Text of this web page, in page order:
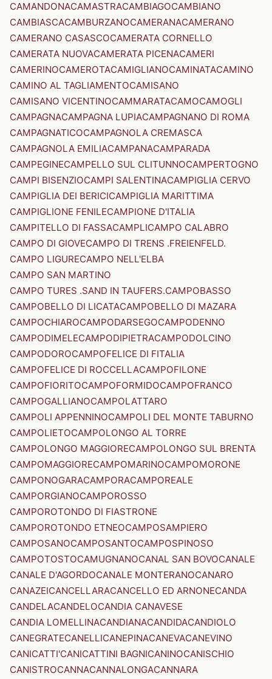
CAMANDONACAMASTRACAMBIAGOCAMBIANO
CAMBIASCACAMBURZANOCAMERANACAMERANO
CAMERANO CASASCOCAMERATA CORNELLO
CAMERATA NUOVACAMERATA PICENACAMERI
CAMERINOCAMEROTACAMIGLIANOCAMINATACAMINO
CAMINO AL TAGLIAMENTOCAMISANO
CAMISANO VICENTINOCAMMARATACAMOCAMOGLI
CAMPAGNACAMPAGNA LUPIACAMPAGNANO DI ROMA
CAMPAGNATICOCAMPAGNOLA CREMASCA
CAMPAGNOLA EMILIACAMPANACAMPARADA
CAMPEGINECAMPELLO SUL CLITUNNOCAMPERTOGNO
CAMPI BISENZIOCAMPI SALENTINACAMPIGLIA CERVO
CAMPIGLIA DEI BERICICAMPIGLIA MARITTIMA
CAMPIGLIONE FENILECAMPIONE D'ITALIA
CAMPITELLO DI FASSACAMPLICAMPO CALABRO
CAMPO DI GIOVECAMPO DI TRENS .FREIENFELD.
CAMPO LIGURECAMPO NELL'ELBA
CAMPO SAN MARTINO
CAMPO TURES .SAND IN TAUFERS.CAMPOBASSO
CAMPOBELLO DI LICATACAMPOBELLO DI MAZARA
CAMPOCHIAROCAMPODARSEGOCAMPODENNO
CAMPODIMELECAMPODIPIETRACAMPODOLCINO
CAMPODOROCAMPOFELICE DI FITALIA
CAMPOFELICE DI ROCCELLACAMPOFILONE
CAMPOFIORITOCAMPOFORMIDOCAMPOFRANCO
CAMPOGALLIANOCAMPOLATTARO
CAMPOLI APPENNINOCAMPOLI DEL MONTE TABURNO
CAMPOLIETOCAMPOLONGO AL TORRE
CAMPOLONGO MAGGIORECAMPOLONGO SUL BRENTA
CAMPOMAGGIORECAMPOMARINOCAMPOMORONE
CAMPONOGARACAMPORACAMPOREALE
CAMPORGIANOCAMPOROSSO
CAMPOROTONDO DI FIASTRONE
CAMPOROTONDO ETNEOCAMPOSAMPIERO
CAMPOSANOCAMPOSANTOCAMPOSPINOSO
CAMPOTOSTOCAMUGNANOCANAL SAN BOVOCANALE
CANALE D'AGORDOCANALE MONTERANOCANARO
CANAZEICANCELLARACANCELLO ED ARNONECANDA
CANDELACANDELOCANDIA CANAVESE
CANDIA LOMELLINACANDIANACANDIDACANDIOLO
CANEGRATECANELLICANEPINACANEVACANEVINO
CANICATTI'CANICATTINI BAGNICANINOCANISCHIO
CANISTROCANNACANNALONGACANNARA